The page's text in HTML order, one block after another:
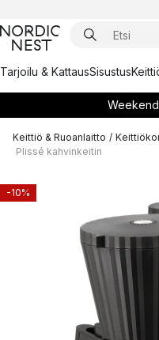
Tarjoilu & KattausSisustus
Keittiö & Ruoanlaitto /
Plissé kahvinkeitin
-10%